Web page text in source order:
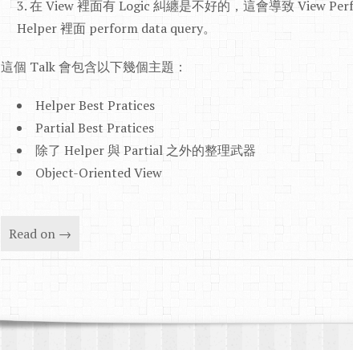
在 View 裡面有 Logic 糾纏是不好的，這會導致 View
Helper 裡面 perform data query。
這個 Talk 會包含以下幾個主題：
Helper Best Pratices
Partial Best Pratices
除了 Helper 與 Partial 之外的整理武器
Object-Oriented View
Read on →